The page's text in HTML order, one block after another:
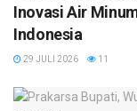
Inovasi Air
Indonesia
29 JULI 2026 11